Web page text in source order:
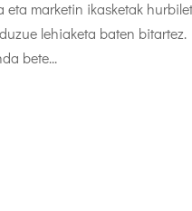
eta marketin ikasketak
lehiaketa baten bitartez.
bete...